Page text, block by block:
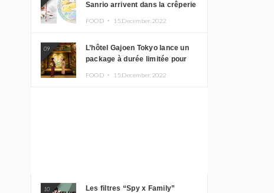
Sanrio arrivent dans la crêperie
FOOD ・ 15.December.2022
09
L’hôtel Gajoen Tokyo lance un
package à durée limitée pour
FOOD ・ 15.December.2022
10
Les filtres “Spy x Family”